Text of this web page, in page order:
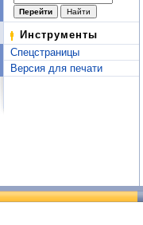
Инструменты
Спецстраницы
Версия для печати